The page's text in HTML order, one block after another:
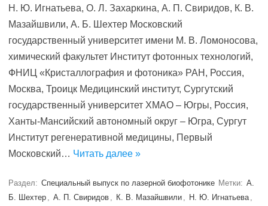
Н. Ю. Игнатьева, О. Л. Захаркина, А. П. Свиридов, К. В.
Мазайшвили, А. Б. Шехтер Московский
государственный университет имени М. В. Ломоносова,
химический факультет Институт фотонных технологий,
ФНИЦ «Кристаллография и фотоника» РАН, Россия,
Москва, Троицк Медицинский институт, Сургутский
государственный университет ХМАО – Югры, Россия,
Ханты-Мансийский автономный округ – Югра, Сургут
Институт регенеративной медицины, Первый
Московский… Читать далее »
Раздел: Специальный выпуск по лазерной биофотонике Метки: А.
Б. Шехтер , А. П. Свиридов , К. В. Мазайшвили , Н. Ю. Игнатьева ,